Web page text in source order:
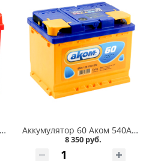
Аккумулятор 60 Topla Energy 600А в Омске Аккумулятор 60 Аком 540А в Омске
8 350 руб.